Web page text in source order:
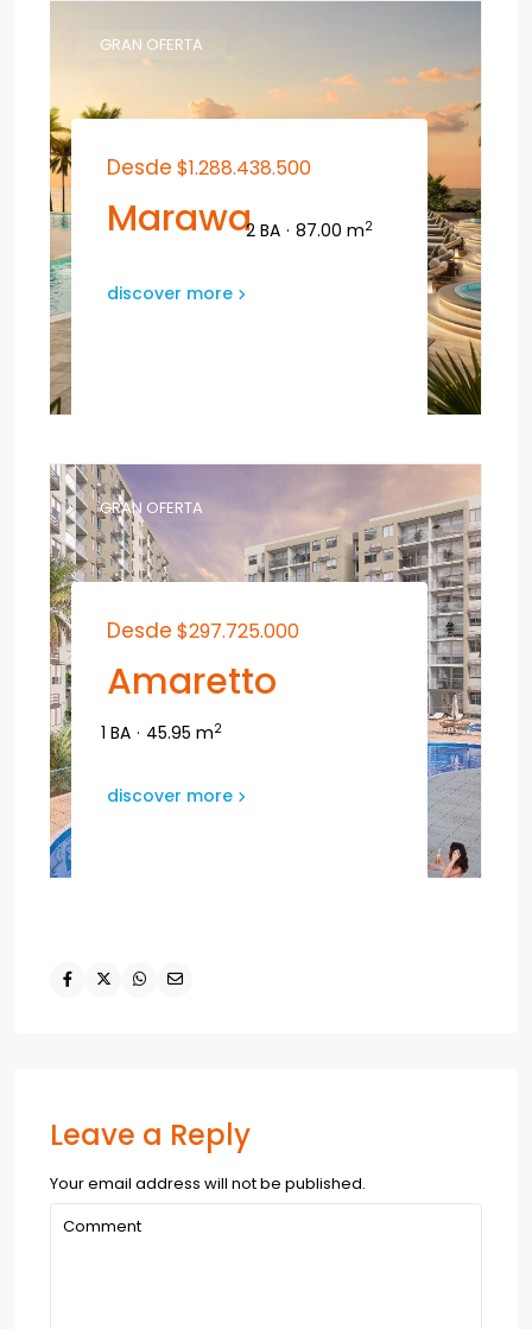
GRAN OFERTA
Desde $1.288.438.500
Marawa2 BA · 87.00 m2
discover more
GRAN OFERTA
Desde $297.725.000
Amaretto
1 BA · 45.95 m2
discover more
Leave a Reply
Your email address will not be published.